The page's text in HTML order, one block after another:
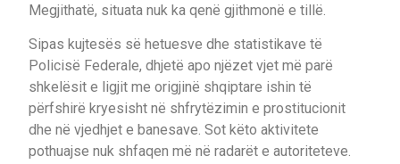
Megjithatë, situata nuk ka qenë gjithmonë e tillë.
Sipas kujtesës së hetuesve dhe statistikave të
Policisë Federale, dhjetë apo njëzet vjet më parë
shkelësit e ligjit me origjinë shqiptare ishin të
përfshirë kryesisht në shfrytëzimin e prostitucionit
dhe në vjedhjet e banesave. Sot këto aktivitete
pothuajse nuk shfaqen më në radarët e autoriteteve.